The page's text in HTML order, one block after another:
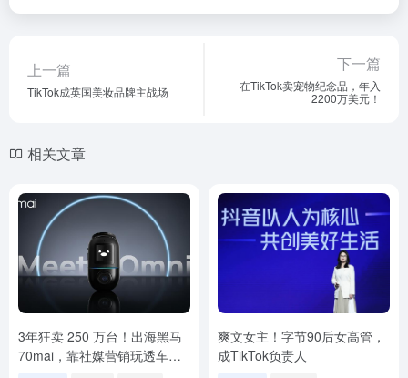
上一篇
TikTok成英国美妆品牌主战场
下一篇
在TikTok卖宠物纪念品，年入
2200万美元！
相关文章
3年狂卖 250 万台！出海黑马
70mai，靠社媒营销玩透车载
爽文女主！字节90后女高管，
成TikTok负责人